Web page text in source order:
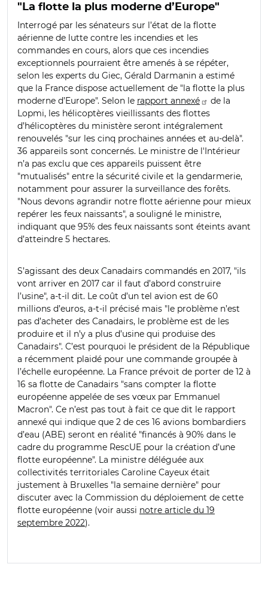
"La flotte la plus moderne d’Europe"
Interrogé par les sénateurs sur l’état de la flotte
aérienne de lutte contre les incendies et les
commandes en cours, alors que ces incendies
exceptionnels pourraient être amenés à se répéter,
selon les experts du Giec, Gérald Darmanin a estimé
que la France dispose actuellement de "la flotte la plus
moderne d’Europe". Selon le rapport annexé
de la
Lopmi, les hélicoptères vieillissants des flottes
d’hélicoptères du ministère seront intégralement
renouvelés "sur les cinq prochaines années et au-delà".
36 appareils sont concernés. Le ministre de l'Intérieur
n’a pas exclu que ces appareils puissent être
"mutualisés" entre la sécurité civile et la gendarmerie,
notamment pour assurer la surveillance des forêts.
"Nous devons agrandir notre flotte aérienne pour mieux
repérer les feux naissants", a souligné le ministre,
indiquant que 95% des feux naissants sont éteints avant
d’atteindre 5 hectares.
S’agissant des deux Canadairs commandés en 2017, "ils
vont arriver en 2017 car il faut d’abord construire
l’usine", a-t-il dit. Le coût d’un tel avion est de 60
millions d’euros, a-t-il précisé mais "le problème n’est
pas d’acheter des Canadairs, le problème est de les
produire et il n’y a plus d’usine qui produise des
Canadairs". C’est pourquoi le président de la République
a récemment plaidé pour une commande groupée à
l’échelle européenne. La France prévoit de porter de 12 à
16 sa flotte de Canadairs "sans compter la flotte
européenne appelée de ses vœux par Emmanuel
Macron". Ce n’est pas tout à fait ce que dit le rapport
annexé qui indique que 2 de ces 16 avions bombardiers
d’eau (ABE) seront en réalité "financés à 90% dans le
cadre du programme RescUE pour la création d’une
flotte européenne". La ministre déléguée aux
collectivités territoriales Caroline Cayeux était
justement à Bruxelles "la semaine dernière" pour
discuter avec la Commission du déploiement de cette
flotte européenne (voir aussi notre article du 19
septembre 2022).